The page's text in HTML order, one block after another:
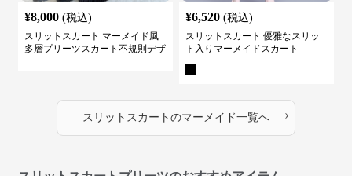
¥8,000 (税込)
スリットスカート マーメイド風
多層プリーツスカート不規則デザ
¥6,520 (税込)
スリットスカート 優雅なスリッ
ト入りマーメイドスカート
スリットスカート のマーメイド一覧へ ›